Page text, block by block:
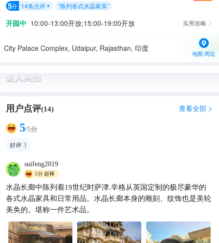
5分 14条点评  “陈列各式水晶家具”
开园中 10:00-13:00开放;15:00-19:00开放 实用攻略 
City Palace Complex, Udaipur, Rajasthan, 印度 ‎
地图·周边
达人实拍
用户点评(14) 查看全部 
5/5分
好评 3
suifeng2019
5分超棒
水晶长廊中陈列着19世纪时萨津.辛格从英国定制的极尽豪华的
各式水晶家具和日常用品。水晶长廊本身的雕刻、纹饰也是美轮
美奂的。堪称一件艺术品。